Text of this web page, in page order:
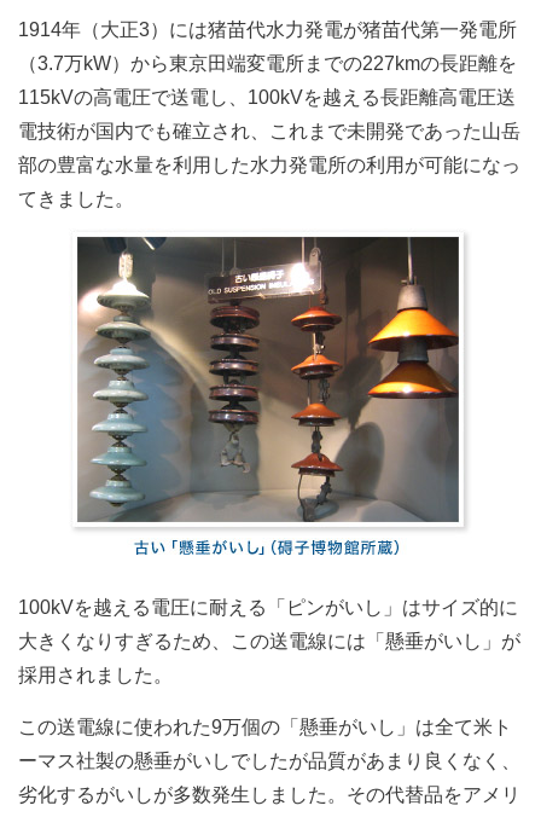
1914年（大正3）には猪苗代水力発電が猪苗代第一発電所
（3.7万kW）から東京田端変電所までの227kmの長距離を
115kVの高電圧で送電し、100kVを越える長距離高電圧送
電技術が国内でも確立され、これまで未開発であった山岳
部の豊富な水量を利用した水力発電所の利用が可能になっ
てきました。
100kVを越える電圧に耐える「ピンがいし」はサイズ的に
大きくなりすぎるため、この送電線には「懸垂がいし」が
採用されました。
この送電線に使われた9万個の「懸垂がいし」は全て米ト
ーマス社製の懸垂がいしでしたが品質があまり良くなく、
劣化するがいしが多数発生しました。その代替品をアメリ